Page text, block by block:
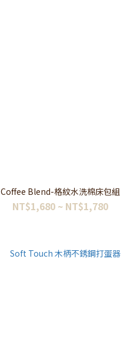
Coffee Blend-格紋水洗棉床包組
NT$1,680 ~ NT$1,780